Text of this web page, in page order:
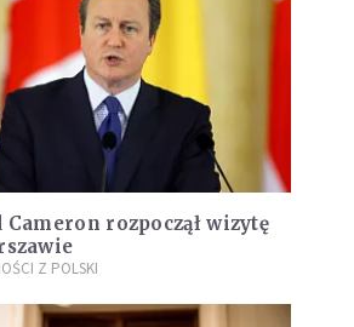
Cameron rozpoczął wizytę
Z POLSKI